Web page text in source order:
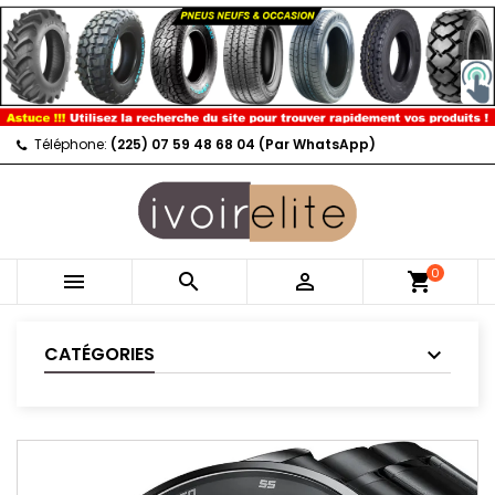
Téléphone: (225) 07 59 48 68 04 (Par WhatsApp)
   shopping_cart0
CATÉGORIES